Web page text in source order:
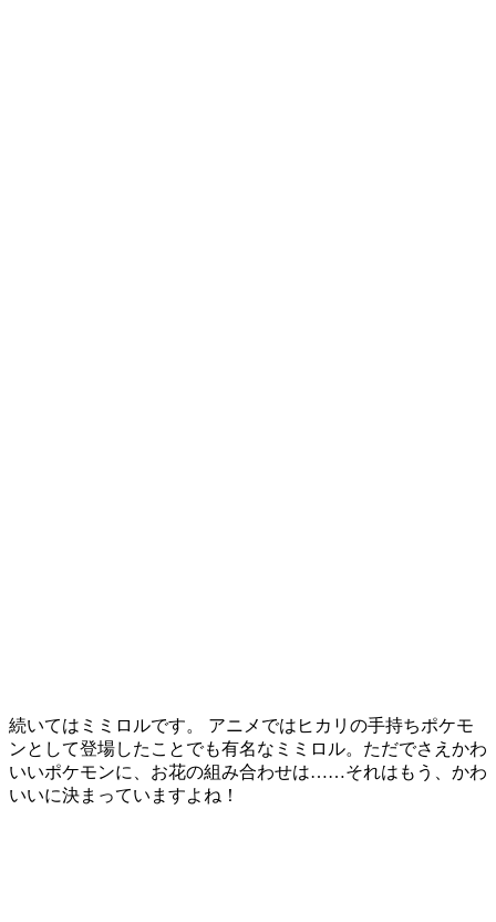
続いてはミミロルです。 アニメではヒカリの手持ちポケモ
ンとして登場したことでも有名なミミロル。ただでさえかわ
いいポケモンに、お花の組み合わせは……それはもう、かわ
いいに決まっていますよね！